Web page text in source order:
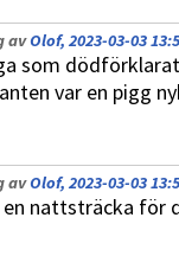
avOlof, 2023-03-03
som
var en pigg
avOlof, 2023-03-03
en nattsträcka för